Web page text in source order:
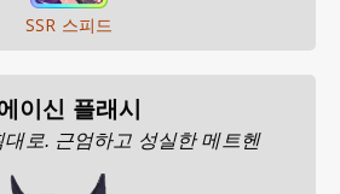
SSR 스피드
이신 플래시
대로. 근엄하고 성실한 메트헨